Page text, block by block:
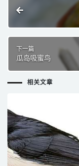
下一篇
瓜岛吸蜜鸟
相关文章